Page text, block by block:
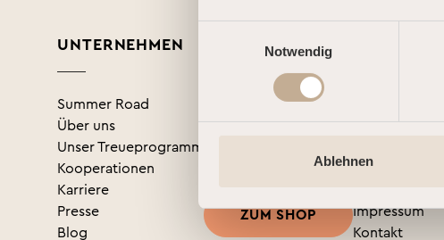
Notwendig
Ablehnen
UNTERNEHMEN
Summer Road
Über uns
Unser Treueprogramm
Kooperationen
Karriere
Presse
Blog
Gutscheine kaufen
Produkte kaufen
ZUM SHOP
Datenschutz
Impressum
Kontakt